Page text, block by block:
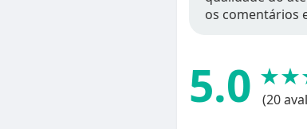
os comentários
5.0 (20